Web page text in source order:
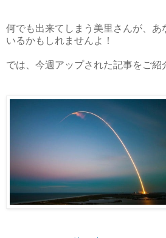
何でも出来てしまう美里さんが、あ
いるかもしれませんよ！
では、今週アップされた記事をご紹